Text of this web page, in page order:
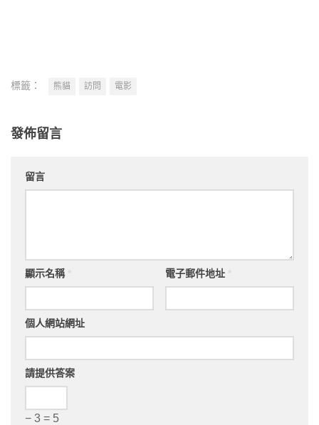
標籤： 熊貓 訪問 電影
發佈留言
留言
顯示名稱 電子郵件地址
個人網站網址
請提供答案
− 3 = 5